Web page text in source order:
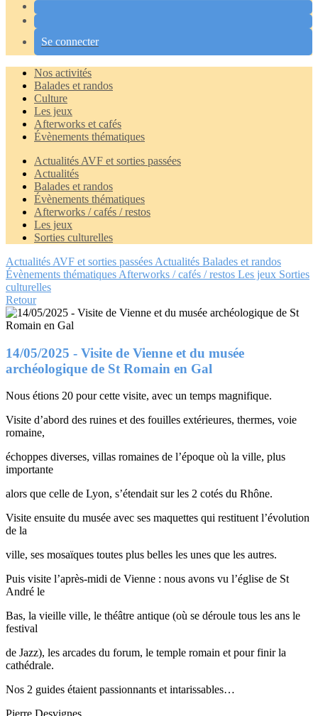
Se connecter
Nos activités
Balades et randos
Culture
Les jeux
Afterworks et cafés
Évènements thématiques
Actualités AVF et sorties passées
Actualités
Balades et randos
Évènements thématiques
Afterworks / cafés / restos
Les jeux
Sorties culturelles
Actualités AVF et sorties passées Actualités Balades et randos
Évènements thématiques Afterworks / cafés / restos Les jeux Sorties
culturelles
Retour
14/05/2025 - Visite de Vienne et du musée
archéologique de St Romain en Gal
Nous étions 20 pour cette visite, avec un temps magnifique.
Visite d’abord des ruines et des fouilles extérieures, thermes, voie
romaine,
échoppes diverses, villas romaines de l’époque où la ville, plus
importante
alors que celle de Lyon, s’étendait sur les 2 cotés du Rhône.
Visite ensuite du musée avec ses maquettes qui restituent l’évolution
de la
ville, ses mosaïques toutes plus belles les unes que les autres.
Puis visite l’après-midi de Vienne : nous avons vu l’église de St
André le
Bas, la vieille ville, le théâtre antique (où se déroule tous les ans le
festival
de Jazz), les arcades du forum, le temple romain et pour finir la
cathédrale.
Nos 2 guides étaient passionnants et intarissables…